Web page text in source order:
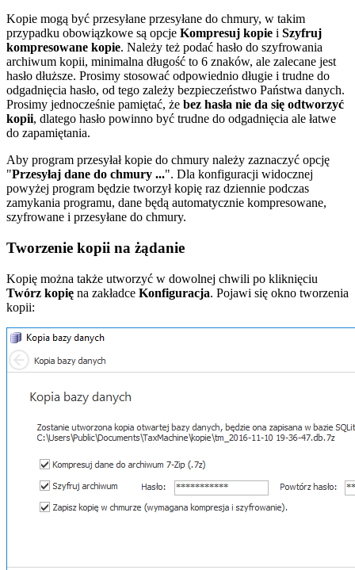
Kopie mogą być przesyłane przesyłane do chmury, w takim
przypadku obowiązkowe są opcje Kompresuj kopie i Szyfruj
kompresowane kopie. Należy też podać hasło do szyfrowania
archiwum kopii, minimalna długość to 6 znaków, ale zalecane jest
hasło dłuższe. Prosimy stosować odpowiednio długie i trudne do
odgadnięcia hasło, od tego zależy bezpieczeństwo Państwa danych.
Prosimy jednocześnie pamiętać, że bez hasła nie da się odtworzyć
kopii, dlatego hasło powinno być trudne do odgadnięcia ale łatwe
do zapamiętania.
Aby program przesyłał kopie do chmury należy zaznaczyć opcję
"Przesyłaj dane do chmury ...". Dla konfiguracji widocznej
powyżej program będzie tworzył kopię raz dziennie podczas
zamykania programu, dane będą automatycznie kompresowane,
szyfrowane i przesyłane do chmury.
Tworzenie kopii na żądanie
Kopię można także utworzyć w dowolnej chwili po kliknięciu
Twórz kopię na zakładce Konfiguracja. Pojawi się okno tworzenia
kopii: